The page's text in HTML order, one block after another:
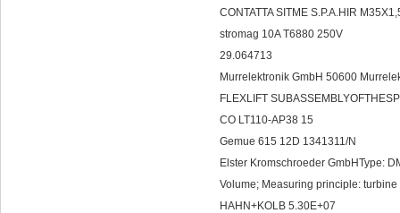
CONTATTA SITME S.P.A.HIR
stromag 10A T6880 250V
29.064713
Murrelektronik GmbH 50600
FLEXLIFT
CO LT110-AP38 15
Gemue 615 12D 1341311/N
Elster Kromschroeder GmbHType:
Volume; Measuring principle:
HAHN+KOLB 5.30E+07